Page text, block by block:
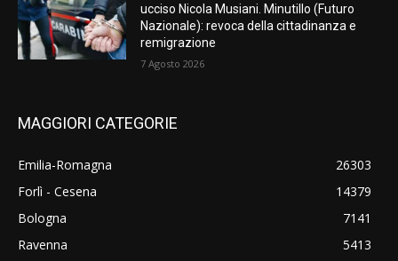
ucciso Nicola Musiani. Minutillo (Futuro
Nazionale): revoca della cittadinanza e
remigrazione
7 Agosto 2026
MAGGIORI CATEGORIE
Emilia-Romagna
26303
Forlì - Cesena
14379
Bologna
7141
Ravenna
5413